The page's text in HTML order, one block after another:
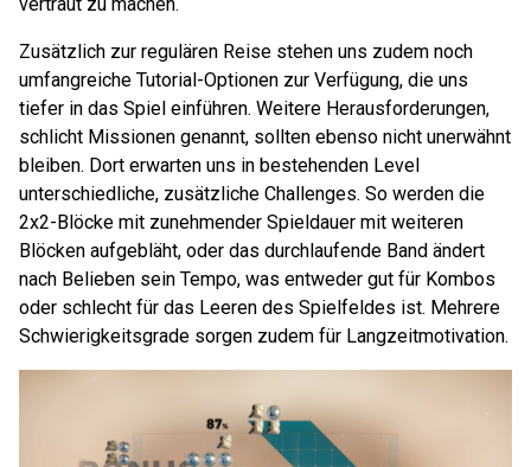
Zusätzlich zur regulären Reise stehen uns zudem noch
umfangreiche Tutorial-Optionen zur Verfügung, die uns
tiefer in das Spiel einführen. Weitere Herausforderungen,
schlicht Missionen genannt, sollten ebenso nicht unerwähnt
bleiben. Dort erwarten uns in bestehenden Level
unterschiedliche, zusätzliche Challenges. So werden die
2x2-Blöcke mit zunehmender Spieldauer mit weiteren
Blöcken aufgebläht, oder das durchlaufende Band ändert
nach Belieben sein Tempo, was entweder gut für Kombos
oder schlecht für das Leeren des Spielfeldes ist. Mehrere
Schwierigkeitsgrade sorgen zudem für Langzeitmotivation.